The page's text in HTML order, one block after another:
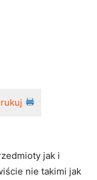
jak i
nie takimi jak